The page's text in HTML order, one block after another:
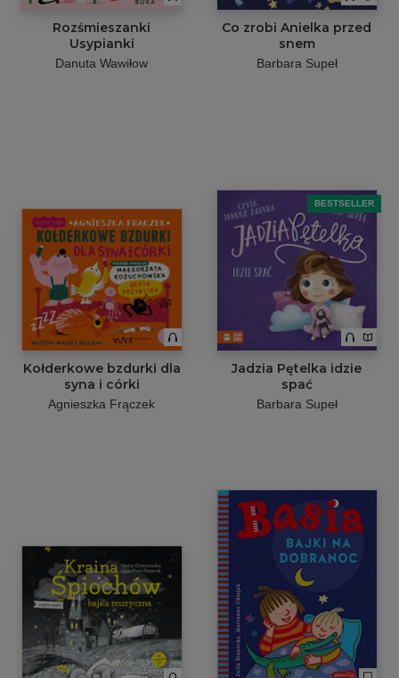
Rozśmieszanki
Usypianki
Danuta Wawiłow
Co zrobi Anielka przed
snem
Barbara Supeł
Kołderkowe bzdurki dla
syna i córki
Agnieszka Frączek
BESTSELLER
Jadzia Pętelka idzie
spać
Barbara Supeł